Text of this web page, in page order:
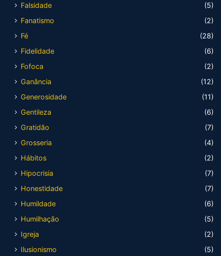
Falsidade
(5)
Fanatismo
(2)
Fé
(28)
Fidelidade
(6)
Fofoca
(2)
Ganância
(12)
Generosidade
(11)
Gentileza
(6)
Gratidão
(7)
Grosseria
(4)
Hábitos
(2)
Hipocrisia
(7)
Honestidade
(7)
Humildade
(6)
Humilhação
(5)
Igreja
(2)
Ilusionismo
(5)